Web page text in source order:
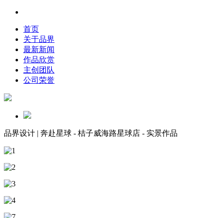
首页
关于品界
最新新闻
作品欣赏
主创团队
公司荣誉
品界设计 | 奔赴星球 - 桔子威海路星球店 - 实景作品